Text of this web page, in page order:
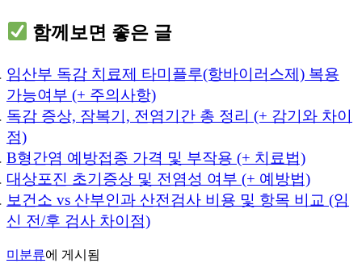
함께보면 좋은 글
임산부 독감 치료제 타미플루(항바이러스제) 복용
가능여부 (+ 주의사항)
독감 증상, 잠복기, 전염기간 총 정리 (+ 감기와 차이
점)
B형간염 예방접종 가격 및 부작용 (+ 치료법)
대상포진 초기증상 및 전염성 여부 (+ 예방법)
보건소 vs 산부인과 산전검사 비용 및 항목 비교 (임
신 전/후 검사 차이점)
미분류에 게시됨